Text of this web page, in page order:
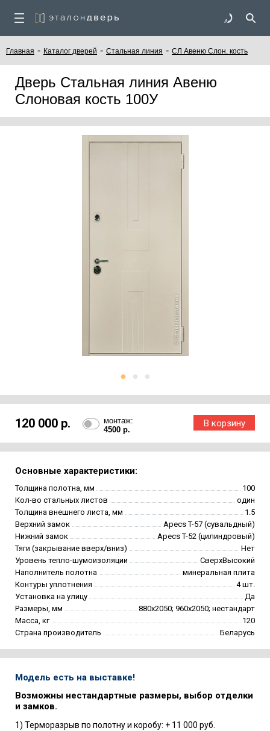
Главная - Каталог дверей - Стальная линия - СЛ Авеню Слон. кость
Дверь Стальная линия Авеню
Слоновая кость 100У
120 000 р.
монтаж:
4500 р.
Основные характеристики:
Толщина полотна, мм
100
Кол-во стальных листов
один
Толщина внешнего листа, мм
1.5
Верхний замок
Apecs T-57 (сувальдный)
Нижний замок
Apecs T-52 (цилиндровый)
Тяги (закрывание вверх/вниз)
Нет
Уровень тепло-шумоизоляции
СверхВысокий
Наполнитель полотна
минеральная плита
Контуры уплотнения
4 шт.
Установка на улицу
Да
Размеры, мм
880х2050; 960х2050; нестандарт
Масса, кг
120
Страна производитель
Беларусь
Модель есть на выставке!
Возможны нестандартные размеры, выбор отделки
и замков.
1) Терморазрыв по полотну и коробу: + 11 000 руб.